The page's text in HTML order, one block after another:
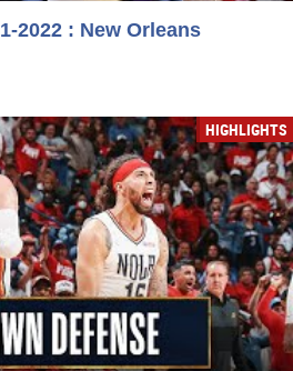
2022 : New Orleans
HIGHLIGHTS